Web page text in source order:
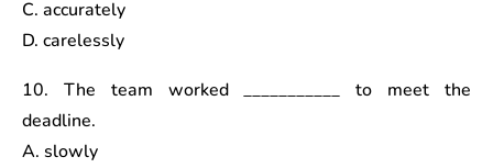
C. accurately
D. carelessly
10. The team worked ___________ to meet the
deadline.
A. slowly